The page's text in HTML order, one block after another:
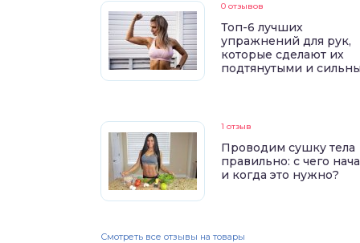
0 отзывов
Топ-6 лучших
упражнений для рук,
которые сделают их
подтянутыми и
1 отзыв
Проводим сушку тела
правильно: с чего
и когда это нужно?
Смотреть все отзывы на товары